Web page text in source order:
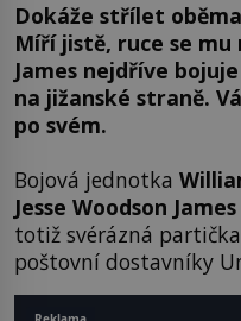
Dokáže střílet
Míří jistě, ruce se mu
James nejdříve
na jižanské straně.
po svém.
Bojová jednotka
Jesse Woodson
totiž svérázná
poštovní dostavníky